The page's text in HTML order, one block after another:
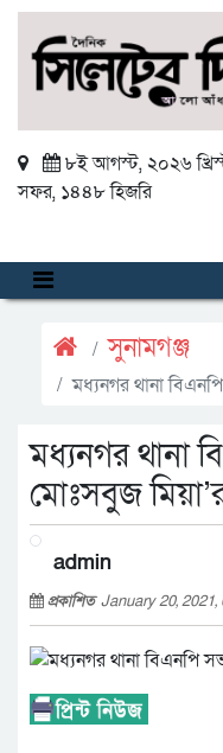
৮ই আগস্ট, ২০২৬
সফর, ১৪৪৮ হিজরি
সুনামগঞ্জ
মধ্যনগর থানা
মধ্যনগর থানা
মোঃসবুজ
admin
প্রকাশিতJanuary 20,